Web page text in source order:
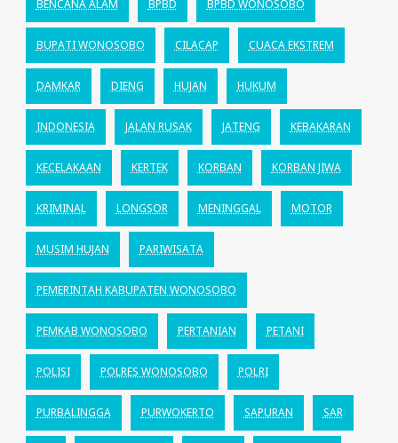
BENCANA ALAM BPBD BPBD WONOSOBO
BUPATI WONOSOBO CILACAP CUACA EKSTREM
DAMKAR DIENG HUJAN HUKUM
INDONESIA JALAN RUSAK JATENG KEBAKARAN
KECELAKAAN KERTEK KORBAN KORBAN JIWA
KRIMINAL LONGSOR MENINGGAL MOTOR
MUSIM HUJAN PARIWISATA
PEMERINTAH KABUPATEN WONOSOBO
PEMKAB WONOSOBO PERTANIAN PETANI
POLISI POLRES WONOSOBO POLRI
PURBALINGGA PURWOKERTO SAPURAN SAR